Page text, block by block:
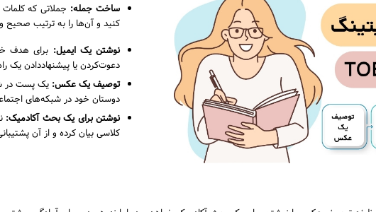
ساخت جمله: جملاتی که کلمات
کنید و آن‌ها را به ترتیب صحیح
نوشتن یک ایمیل: برای هدف
دعوت‌کردن یا پیشنهاددادن یک
توصیف یک عکس: یک پست در
دوستان خود در شبکه‌های
نوشتن برای یک بحث آکادمیک:
کلاسی بیان کرده و از آن